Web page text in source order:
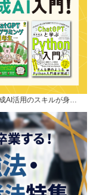
AI活用のスキルが身…